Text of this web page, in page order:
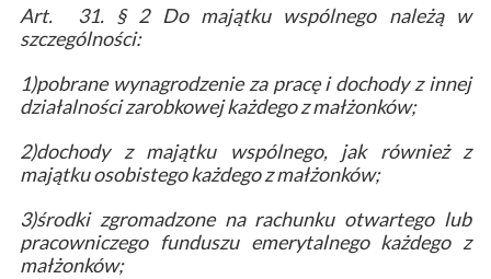
Art. 31. § 2 Domajątku wspólnego należą w
szczególności:
1)pobrane wynagrodzenie za pracę i dochody z innej
działalności zarobkowej każdego z małżonków;
2)dochody z majątku wspólnego, jak również z
majątku osobistego każdego z małżonków;
3)środki zgromadzone na rachunku otwartego lub
pracowniczego funduszu emerytalnego każdego z
małżonków;